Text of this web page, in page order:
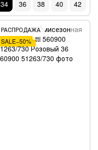
34 36 38 40 42
РАСПРОДАЖА
SALE−50%